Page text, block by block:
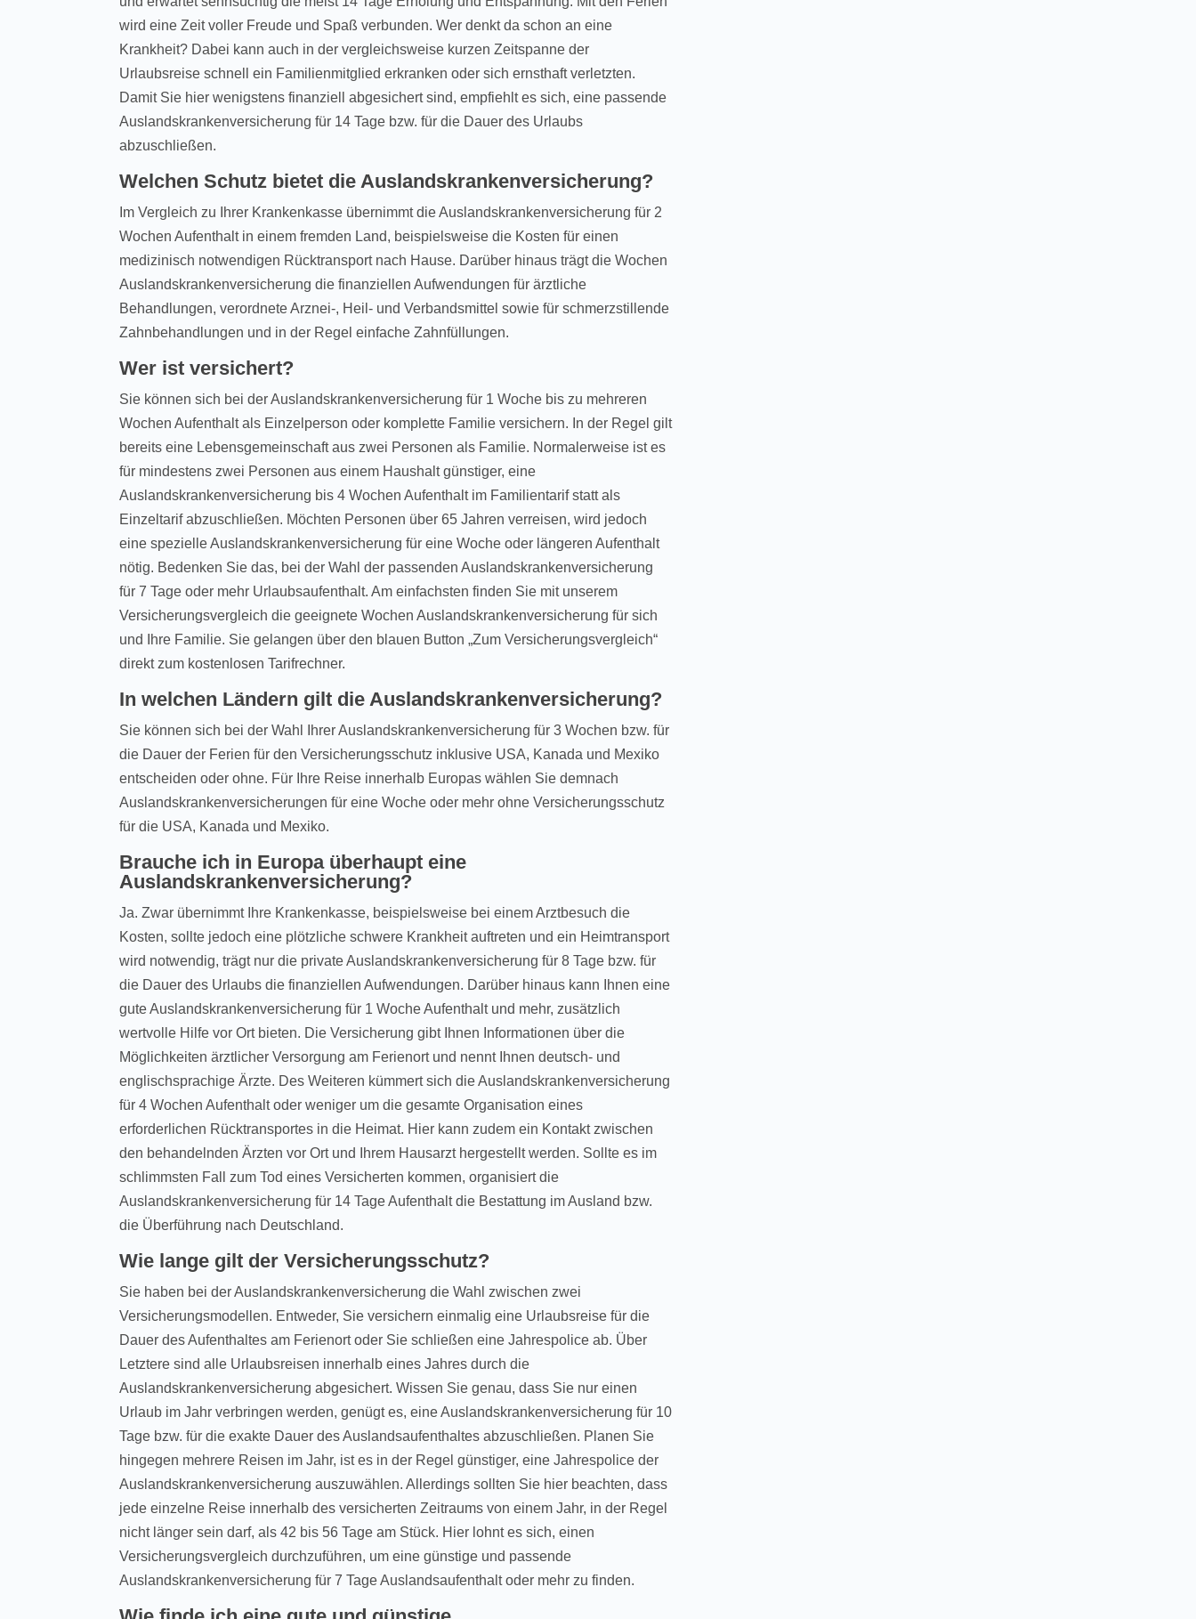
wird eine Zeit voller Freude und Spaß verbunden. Wer denkt da schon an eine
Krankheit? Dabei kann auch in der vergleichsweise kurzen Zeitspanne der
Urlaubsreise schnell ein Familienmitglied erkranken oder sich ernsthaft verletzten.
Damit Sie hier wenigstens finanziell abgesichert sind, empfiehlt es sich, eine passende
Auslandskrankenversicherung für 14 Tage bzw. für die Dauer des Urlaubs
abzuschließen.
Welchen Schutz bietet die Auslandskrankenversicherung?
Im Vergleich zu Ihrer Krankenkasse übernimmt die Auslandskrankenversicherung für 2
Wochen Aufenthalt in einem fremden Land, beispielsweise die Kosten für einen
medizinisch notwendigen Rücktransport nach Hause. Darüber hinaus trägt die Wochen
Auslandskrankenversicherung die finanziellen Aufwendungen für ärztliche
Behandlungen, verordnete Arznei-, Heil- und Verbandsmittel sowie für schmerzstillende
Zahnbehandlungen und in der Regel einfache Zahnfüllungen.
Wer ist versichert?
Sie können sich bei der Auslandskrankenversicherung für 1 Woche bis zu mehreren
Wochen Aufenthalt als Einzelperson oder komplette Familie versichern. In der Regel gilt
bereits eine Lebensgemeinschaft aus zwei Personen als Familie. Normalerweise ist es
für mindestens zwei Personen aus einem Haushalt günstiger, eine
Auslandskrankenversicherung bis 4 Wochen Aufenthalt im Familientarif statt als
Einzeltarif abzuschließen. Möchten Personen über 65 Jahren verreisen, wird jedoch
eine spezielle Auslandskrankenversicherung für eine Woche oder längeren Aufenthalt
nötig. Bedenken Sie das, bei der Wahl der passenden Auslandskrankenversicherung
für 7 Tage oder mehr Urlaubsaufenthalt. Am einfachsten finden Sie mit unserem
Versicherungsvergleich die geeignete Wochen Auslandskrankenversicherung für sich
und Ihre Familie. Sie gelangen über den blauen Button „Zum Versicherungsvergleich“
direkt zum kostenlosen Tarifrechner.
In welchen Ländern gilt die Auslandskrankenversicherung?
Sie können sich bei der Wahl Ihrer Auslandskrankenversicherung für 3 Wochen bzw. für
die Dauer der Ferien für den Versicherungsschutz inklusive USA, Kanada und Mexiko
entscheiden oder ohne. Für Ihre Reise innerhalb Europas wählen Sie demnach
Auslandskrankenversicherungen für eine Woche oder mehr ohne Versicherungsschutz
für die USA, Kanada und Mexiko.
Brauche ich in Europa überhaupt eine
Auslandskrankenversicherung?
Ja. Zwar übernimmt Ihre Krankenkasse, beispielsweise bei einem Arztbesuch die
Kosten, sollte jedoch eine plötzliche schwere Krankheit auftreten und ein Heimtransport
wird notwendig, trägt nur die private Auslandskrankenversicherung für 8 Tage bzw. für
die Dauer des Urlaubs die finanziellen Aufwendungen. Darüber hinaus kann Ihnen eine
gute Auslandskrankenversicherung für 1 Woche Aufenthalt und mehr, zusätzlich
wertvolle Hilfe vor Ort bieten. Die Versicherung gibt Ihnen Informationen über die
Möglichkeiten ärztlicher Versorgung am Ferienort und nennt Ihnen deutsch- und
englischsprachige Ärzte. Des Weiteren kümmert sich die Auslandskrankenversicherung
für 4 Wochen Aufenthalt oder weniger um die gesamte Organisation eines
erforderlichen Rücktransportes in die Heimat. Hier kann zudem ein Kontakt zwischen
den behandelnden Ärzten vor Ort und Ihrem Hausarzt hergestellt werden. Sollte es im
schlimmsten Fall zum Tod eines Versicherten kommen, organisiert die
Auslandskrankenversicherung für 14 Tage Aufenthalt die Bestattung im Ausland bzw.
die Überführung nach Deutschland.
Wie lange gilt der Versicherungsschutz?
Sie haben bei der Auslandskrankenversicherung die Wahl zwischen zwei
Versicherungsmodellen. Entweder, Sie versichern einmalig eine Urlaubsreise für die
Dauer des Aufenthaltes am Ferienort oder Sie schließen eine Jahrespolice ab. Über
Letztere sind alle Urlaubsreisen innerhalb eines Jahres durch die
Auslandskrankenversicherung abgesichert. Wissen Sie genau, dass Sie nur einen
Urlaub im Jahr verbringen werden, genügt es, eine Auslandskrankenversicherung für 10
Tage bzw. für die exakte Dauer des Auslandsaufenthaltes abzuschließen. Planen Sie
hingegen mehrere Reisen im Jahr, ist es in der Regel günstiger, eine Jahrespolice der
Auslandskrankenversicherung auszuwählen. Allerdings sollten Sie hier beachten, dass
jede einzelne Reise innerhalb des versicherten Zeitraums von einem Jahr, in der Regel
nicht länger sein darf, als 42 bis 56 Tage am Stück. Hier lohnt es sich, einen
Versicherungsvergleich durchzuführen, um eine günstige und passende
Auslandskrankenversicherung für 7 Tage Auslandsaufenthalt oder mehr zu finden.